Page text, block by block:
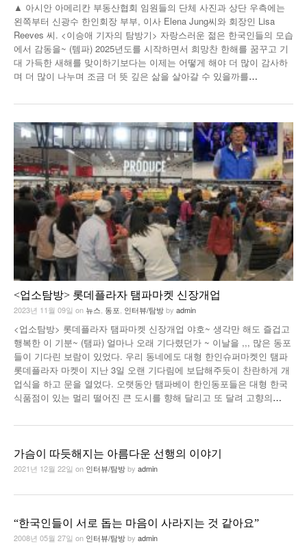
▲ 아시안 아메리칸 부동산협회 임원들의 단체 사진과 상단 우측에는
왼쪽부터 신광수 한인회장 부부, 이사 Elena Jung씨와 회장인 Lisa
Reeves 씨. <이승애 기자의 탐방기> 자랑스러운 젊은 한국인들의 모습
에서 감동을~ (템파) 2025년도를 시작하면서 희망찬 한해를 꿈꾸고 기
대 가득한 새해를 맞이하기보다는 이제는 어떻게 해야 더 많이 감사하
며 더 많이 나누며 조금 더 뜻 깊은 삶을 살아갈 수 있을까를…
<업소탐방> 롯데플라자 탬파마켓 신장개업
2023년 11월 09일 on뉴스 동포 인터뷰/탐방by admin
<업소탐방> 롯데플라자 탬파마켓 신장개업 야호~ 생각만 해도 즐겁고
행복한 이 기분~ (탬파) 얼마나 오래 기다렸던가 ~ 이날을 ,,, 많은 동포
들이 기다린 보람이 있었다. 우리 동네에도 대형 한인슈퍼마켓인 탬파
롯데플라자 마켓이 지난 3일 오랜 기다림에 보답해주듯이 찬란하게 개
업식을 하고 문을 열었다. 오랫동안 탬파베이 한인동포들은 대형 한국
식품점이 있는 멀리 떨어진 큰 도시를 향해 달리고 또 달려 고향의…
가슴이 따듯해지는 아름다운 선행의 이야기
2021년 12월 22일 on 인터뷰/탐방by admin
“한국인들이 서로 돕는 마음이 사라지는 것 같아요”
2008년 05월 27일 on 인터뷰/탐방by admin